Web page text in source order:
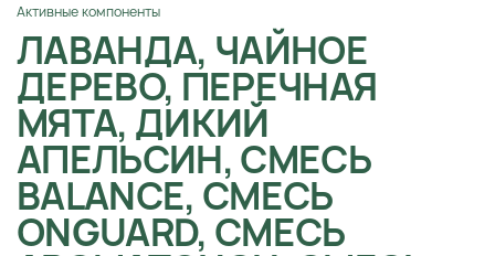
Активные компоненты
ЛАВАНДА, ЧАЙНОЕ
ДЕРЕВО, ПЕРЕЧНАЯ
МЯТА, ДИКИЙ
АПЕЛЬСИН, СМЕСЬ
BALANCE, СМЕСЬ
ONGUARD, СМЕСЬ